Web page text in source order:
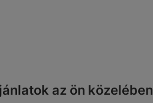
az ön közelében